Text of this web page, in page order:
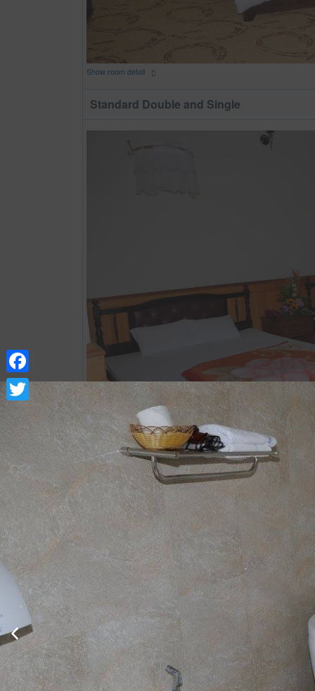
Show room detail
Standard Double and Single
Show room detail
Villa Quadruple
Facebook